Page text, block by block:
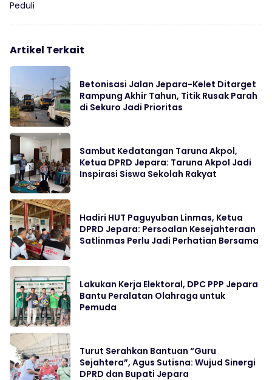
Peduli
Artikel Terkait
Betonisasi Jalan Jepara-Kelet Ditarget
Rampung Akhir Tahun, Titik Rusak Parah
di Sekuro Jadi Prioritas
Sambut Kedatangan Taruna Akpol,
Ketua DPRD Jepara: Taruna Akpol Jadi
Inspirasi Siswa Sekolah Rakyat
Hadiri HUT Paguyuban Linmas, Ketua
DPRD Jepara: Persoalan Kesejahteraan
Satlinmas Perlu Jadi Perhatian Bersama
Lakukan Kerja Elektoral, DPC PPP Jepara
Bantu Peralatan Olahraga untuk
Pemuda
Turut Serahkan Bantuan “Guru
Sejahtera”, Agus Sutisna: Wujud Sinergi
DPRD dan Bupati Jepara